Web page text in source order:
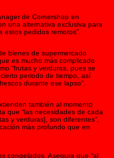
de Cornershop en
una alternativa exclusiva para
pedidos remotos”.
bienes de supermercado
es mucho más complicado
“frutas y verduras, pues se
periodo de tiempo, así
durante ese lapso”.
también al momento
que “las necesidades de cada
y verduras], son diferentes”,
más profundo que en
congelados. Asegura que “al